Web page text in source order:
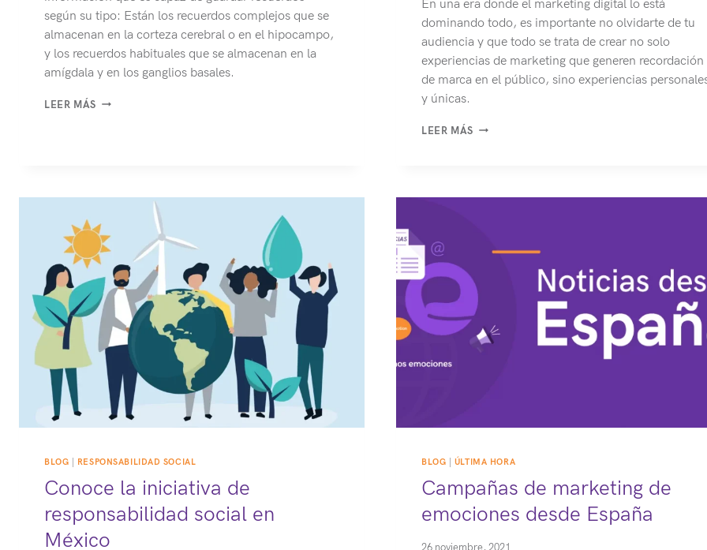
según su tipo: Están los recuerdos complejos que se
almacenan en la corteza cerebral o en el hipocampo,
y los recuerdos habituales que se almacenan en la
amígdala y en los ganglios basales.
LEER MÁS ¿SABES
RECUERDO
MARKETING?
En una era donde el marketing digital lo está
dominando todo, es importante no olvidarte de tu
audiencia y que todo se trata de crear no solo
experiencias de marketing que generen recordación
de marca en el público, sino experiencias
y únicas.
LEER MÁS 5
MARCA
BLOG RESPONSABILIDAD SOCIAL
Conoce la iniciativa de
responsabilidad social en
México
BLOG ÚLTIMA HORA
Campañas de marketing de
emociones desde España